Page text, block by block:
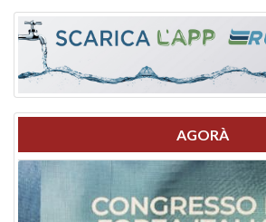
AGORÀ